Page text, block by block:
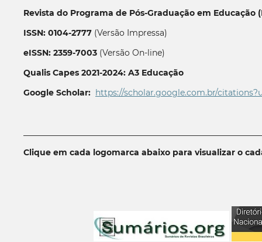
Revista do Programa de Pós-Graduação em Educação
ISSN: 0104-2777(Versão Impressa)
eISSN: 2359-7003(Versão On-line)
Qualis Capes 2021-2024: A3 Educação
Google Scholar: https://scholar.google.com.br/
Clique em cada logomarca abaixo para visualizar o